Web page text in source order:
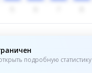
подробную статистику